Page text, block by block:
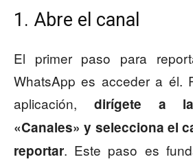
1. Abre el canal
El primer paso para
WhatsApp es acceder a él.
aplicación, dirígete a
«Canales» y selecciona el
reportar. Este paso es